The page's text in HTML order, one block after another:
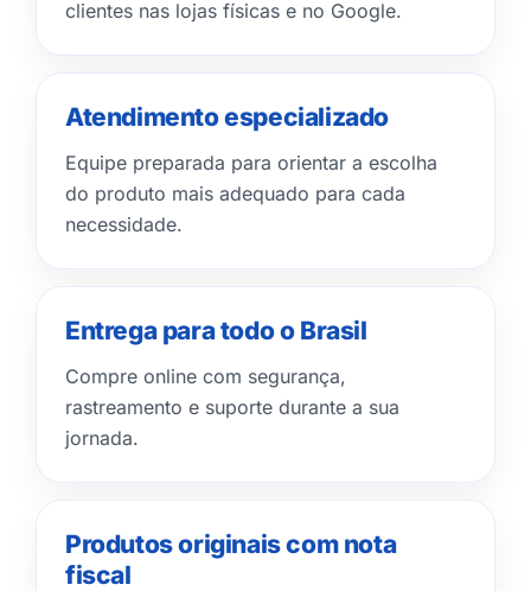
clientes nas lojas físicas e no Google.
Atendimento especializado
Equipe preparada para orientar a escolha
do produto mais adequado para cada
necessidade.
Entrega para todo o Brasil
Compre online com segurança,
rastreamento e suporte durante a sua
jornada.
Produtos originais com nota
fiscal